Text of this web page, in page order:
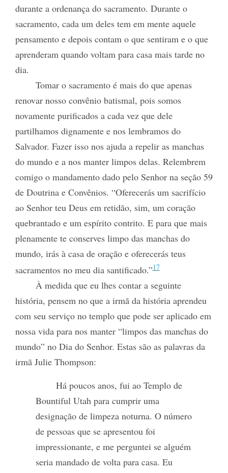
durante a ordenança do sacramento. Durante o
sacramento, cada um deles tem em mente aquele
pensamento e depois contam o que sentiram e o que
aprenderam quando voltam para casa mais tarde no
dia.
Tomar o sacramento é mais do que apenas
renovar nosso convênio batismal, pois somos
novamente purificados a cada vez que dele
partilhamos dignamente e nos lembramos do
Salvador. Fazer isso nos ajuda a repelir as manchas
do mundo e a nos manter limpos delas. Relembrem
comigo o mandamento dado pelo Senhor na seção 59
de Doutrina e Convênios. “Oferecerás um sacrifício
ao Senhor teu Deus em retidão, sim, um coração
quebrantado e um espírito contrito. E para que mais
plenamente te conserves limpo das manchas do
mundo, irás à casa de oração e oferecerás teus
sacramentos no meu dia santificado.”17
À medida que eu lhes contar a seguinte
história, pensem no que a irmã da história aprendeu
com seu serviço no templo que pode ser aplicado em
nossa vida para nos manter “limpos das manchas do
mundo” no Dia do Senhor. Estas são as palavras da
irmã Julie Thompson:
Há poucos anos, fui ao Templo de
Bountiful Utah para cumprir uma
designação de limpeza noturna. O número
de pessoas que se apresentou foi
impressionante, e me perguntei se alguém
seria mandado de volta para casa. Eu